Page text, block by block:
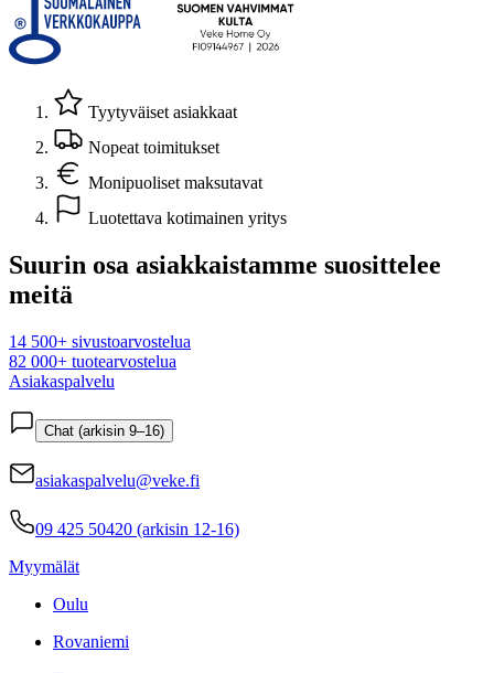
Tyytyväiset asiakkaat
Nopeat toimitukset
Monipuoliset maksutavat
Luotettava kotimainen yritys
Suurin osa asiakkaistamme suosittelee
meitä
14 500+ sivustoarvostelua
82 000+ tuotearvostelua
Asiakaspalvelu
Chat (arkisin 9–16)
asiakaspalvelu@veke.fi
09 425 50420 (arkisin 12-16)
Myymälät
Oulu
Rovaniemi